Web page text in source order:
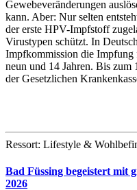
Gewebeveränderungen
kann. Aber: Nur selten
der erste HPV-Impfstoff
Virustypen schützt. In
Impfkommission die Impfung
neun und 14 Jahren. Bis zum
der Gesetzlichen
Ressort: Lifestyle &
Bad Füssing begeistert mit
2026